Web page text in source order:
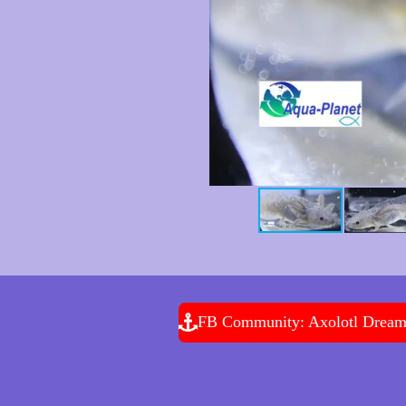
FB Community: Axolotl